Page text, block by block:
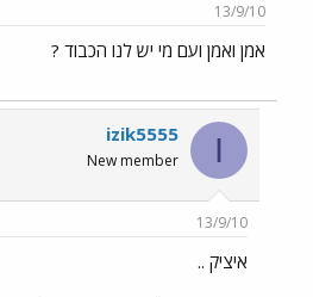
13/9/10
אמן ואמן ועם מי יש לנו הכבוד ?
I
izik5555
New member
13/9/10
איציק ..